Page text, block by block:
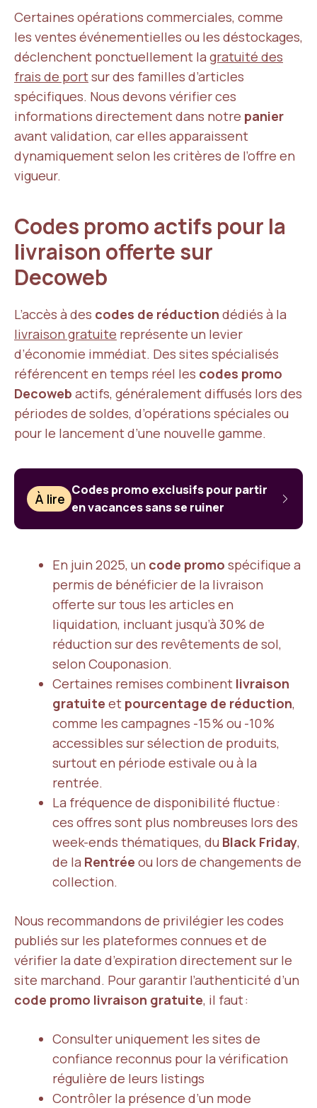
Certaines opérations commerciales, comme
les ventes événementielles ou les déstockages,
déclenchent ponctuellement la gratuité des
frais de portsur des familles d’articles
spécifiques. Nous devons vérifier ces
informations directement dans notre panier
avant validation, car elles apparaissent
dynamiquement selon les critères de l’offre en
vigueur.
Codes promo actifs pour la
livraison offerte sur
Decoweb
L’accès à des codes de réduction dédiés à la
livraison gratuite représente un levier
d’économie immédiat. Des sites spécialisés
référencent en temps réel les codes promo
Decoweb actifs, généralement diffusés lors des
périodes de soldes, d’opérations spéciales ou
pour le lancement d’une nouvelle gamme.
À lire
Codes promo exclusifs pour partir
en vacances sans se ruiner
En juin 2025, un code promo spécifique a
permis de bénéficier de la livraison
offerte sur tous les articles en
liquidation, incluant jusqu’à 30 % de
réduction sur des revêtements de sol,
selon Couponasion.
Certaines remises combinent livraison
gratuite et pourcentage de réduction,
comme les campagnes -15 % ou -10 %
accessibles sur sélection de produits,
surtout en période estivale ou à la
rentrée.
La fréquence de disponibilité fluctue :
ces offres sont plus nombreuses lors des
week-ends thématiques, du Black Friday,
de la Rentrée ou lors de changements de
collection.
Nous recommandons de privilégier les codes
publiés sur les plateformes connues et de
vérifier la date d’expiration directement sur le
site marchand. Pour garantir l’authenticité d’un
code promo livraison gratuite, il faut :
Consulter uniquement les sites de
confiance reconnus pour la vérification
régulière de leurs listings
Contrôler la présence d’un mode